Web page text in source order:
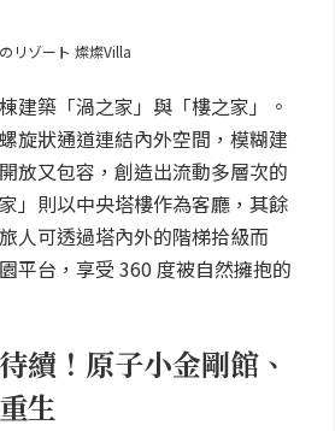
リゾート 燦燦Villa
建築「渦之家」與「樓之家」。
旋狀通道連結內外空間，模糊建
放又包容，創造出流動多層次的
」則以中央塔樓作為客廳，其餘
人可透過塔內外的階梯拾級而
平台，享受 360 度被自然擁抱的
續！原子小金剛館、
生